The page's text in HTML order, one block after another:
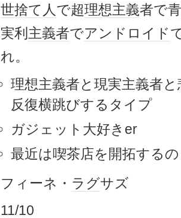
世捨て人で超理想主義者で
実利 主義者でアンドロイド
れ。
理想主義者と現実主義者
反復横跳びするタイプ
ガジェット大好きer
最近は喫茶店を開拓する
フィーネ・ ラグサズ
11/10